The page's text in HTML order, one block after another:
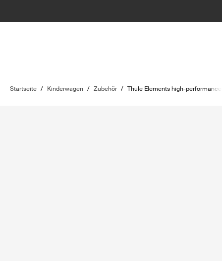
Startseite / Kinderwagen / Zubehör / Thule Elements high-